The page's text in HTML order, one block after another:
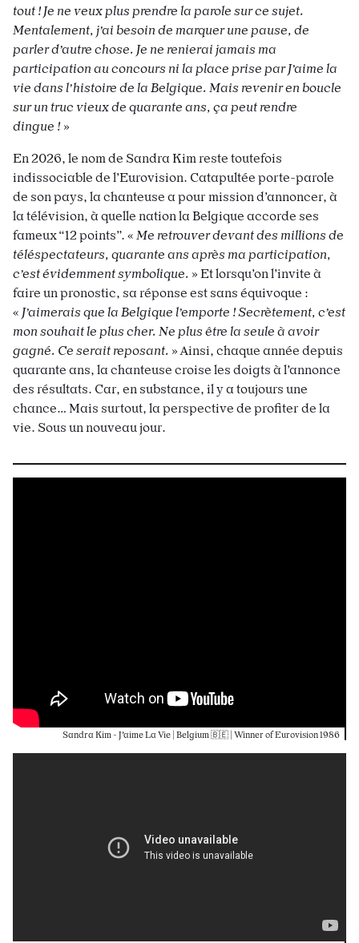
tout ! Je ne veux plus prendre la parole sur ce sujet.
Mentalement, j’ai besoin de marquer une pause, de
parler d’autre chose. Je ne renierai jamais ma
participation au concours ni la place prise par J’aime la
vie dans l’histoire de la Belgique. Mais revenir en boucle
sur un truc vieux de quarante ans, ça peut rendre
dingue ! »
En 2026, le nom de Sandra Kim reste toutefois
indissociable de l’Eurovision. Catapultée porte-parole
de son pays, la chanteuse a pour mission d’annoncer, à
la télévision, à quelle nation la Belgique accorde ses
fameux “12 points”. « Me retrouver devant des millions de
téléspectateurs, quarante ans après ma participation,
c’est évidemment symbolique. » Et lorsqu’on l’invite à
faire un pronostic, sa réponse est sans équivoque :
« J’aimerais que la Belgique l’emporte ! Secrètement, c’est
mon souhait le plus cher. Ne plus être la seule à avoir
gagné. Ce serait reposant. » Ainsi, chaque année depuis
quarante ans, la chanteuse croise les doigts à l’annonce
des résultats. Car, en substance, il y a toujours une
chance… Mais surtout, la perspective de profiter de la
vie. Sous un nouveau jour.
Sandra Kim - J'aime La Vie | Belgium 🇧🇪 | Winner of Eurovision 1986